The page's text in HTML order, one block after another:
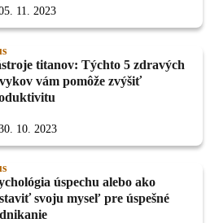
11. 2023
titanov: Týchto 5 zdravých
vám pomôže zvýšiť
10. 2023
úspechu alebo ako
svoju myseľ pre úspešné